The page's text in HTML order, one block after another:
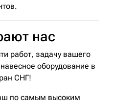
нас
работ, задачу вашего
оборудование в
СНГ!
по самым высоким